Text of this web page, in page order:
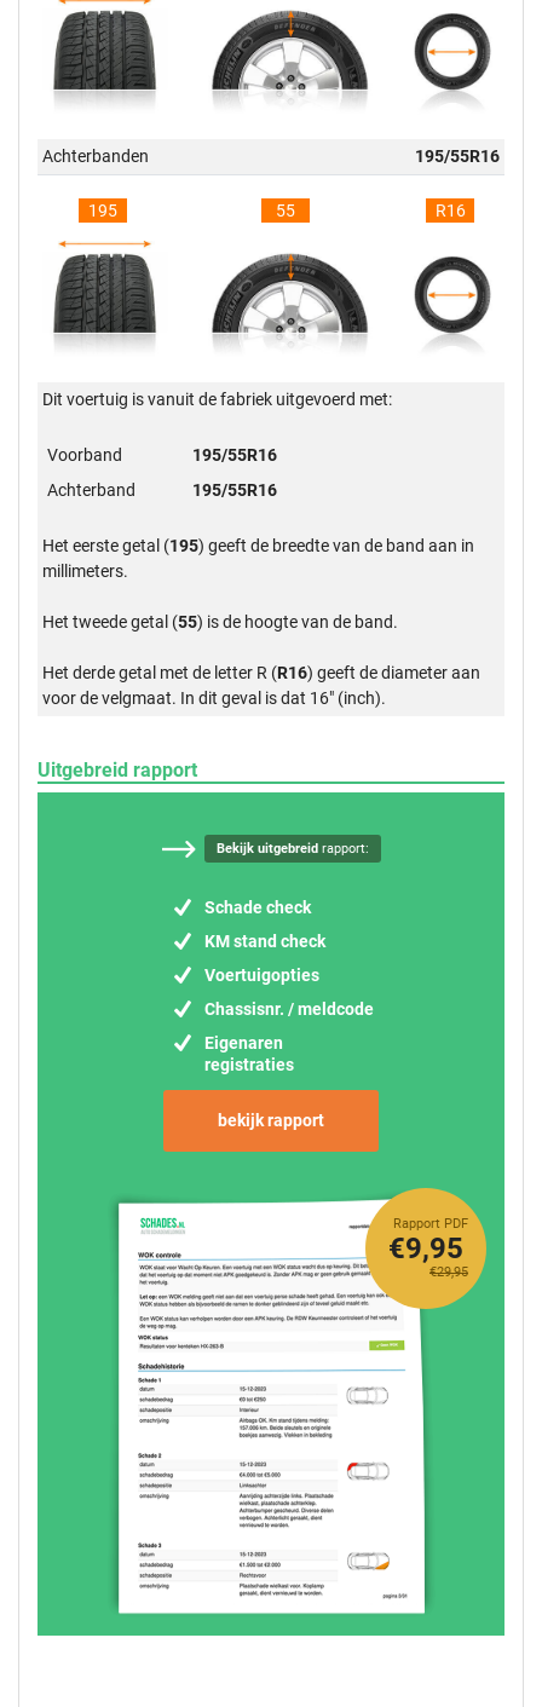
Achterbanden 195/55R16
195 55 R16
Dit voertuig is vanuit de fabriek uitgevoerd met:
Voorband
195/55R16
Achterband
195/55R16
Het eerste getal (195) geeft de breedte van de band aan in
millimeters.
Het tweede getal (55) is de hoogte van de band.
Het derde getal met de letter R (R16) geeft de diameter aan
voor de velgmaat. In dit geval is dat 16" (inch).
Uitgebreid rapport
Bekijk uitgebreid rapport:
Schade check
KM stand check
Voertuigopties
Chassisnr. / meldcode
Eigenaren
registraties
bekijk rapport
Rapport PDF
€29,95
€9,95